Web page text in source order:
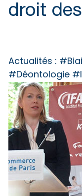
droit
Actualités :
#Déontologie